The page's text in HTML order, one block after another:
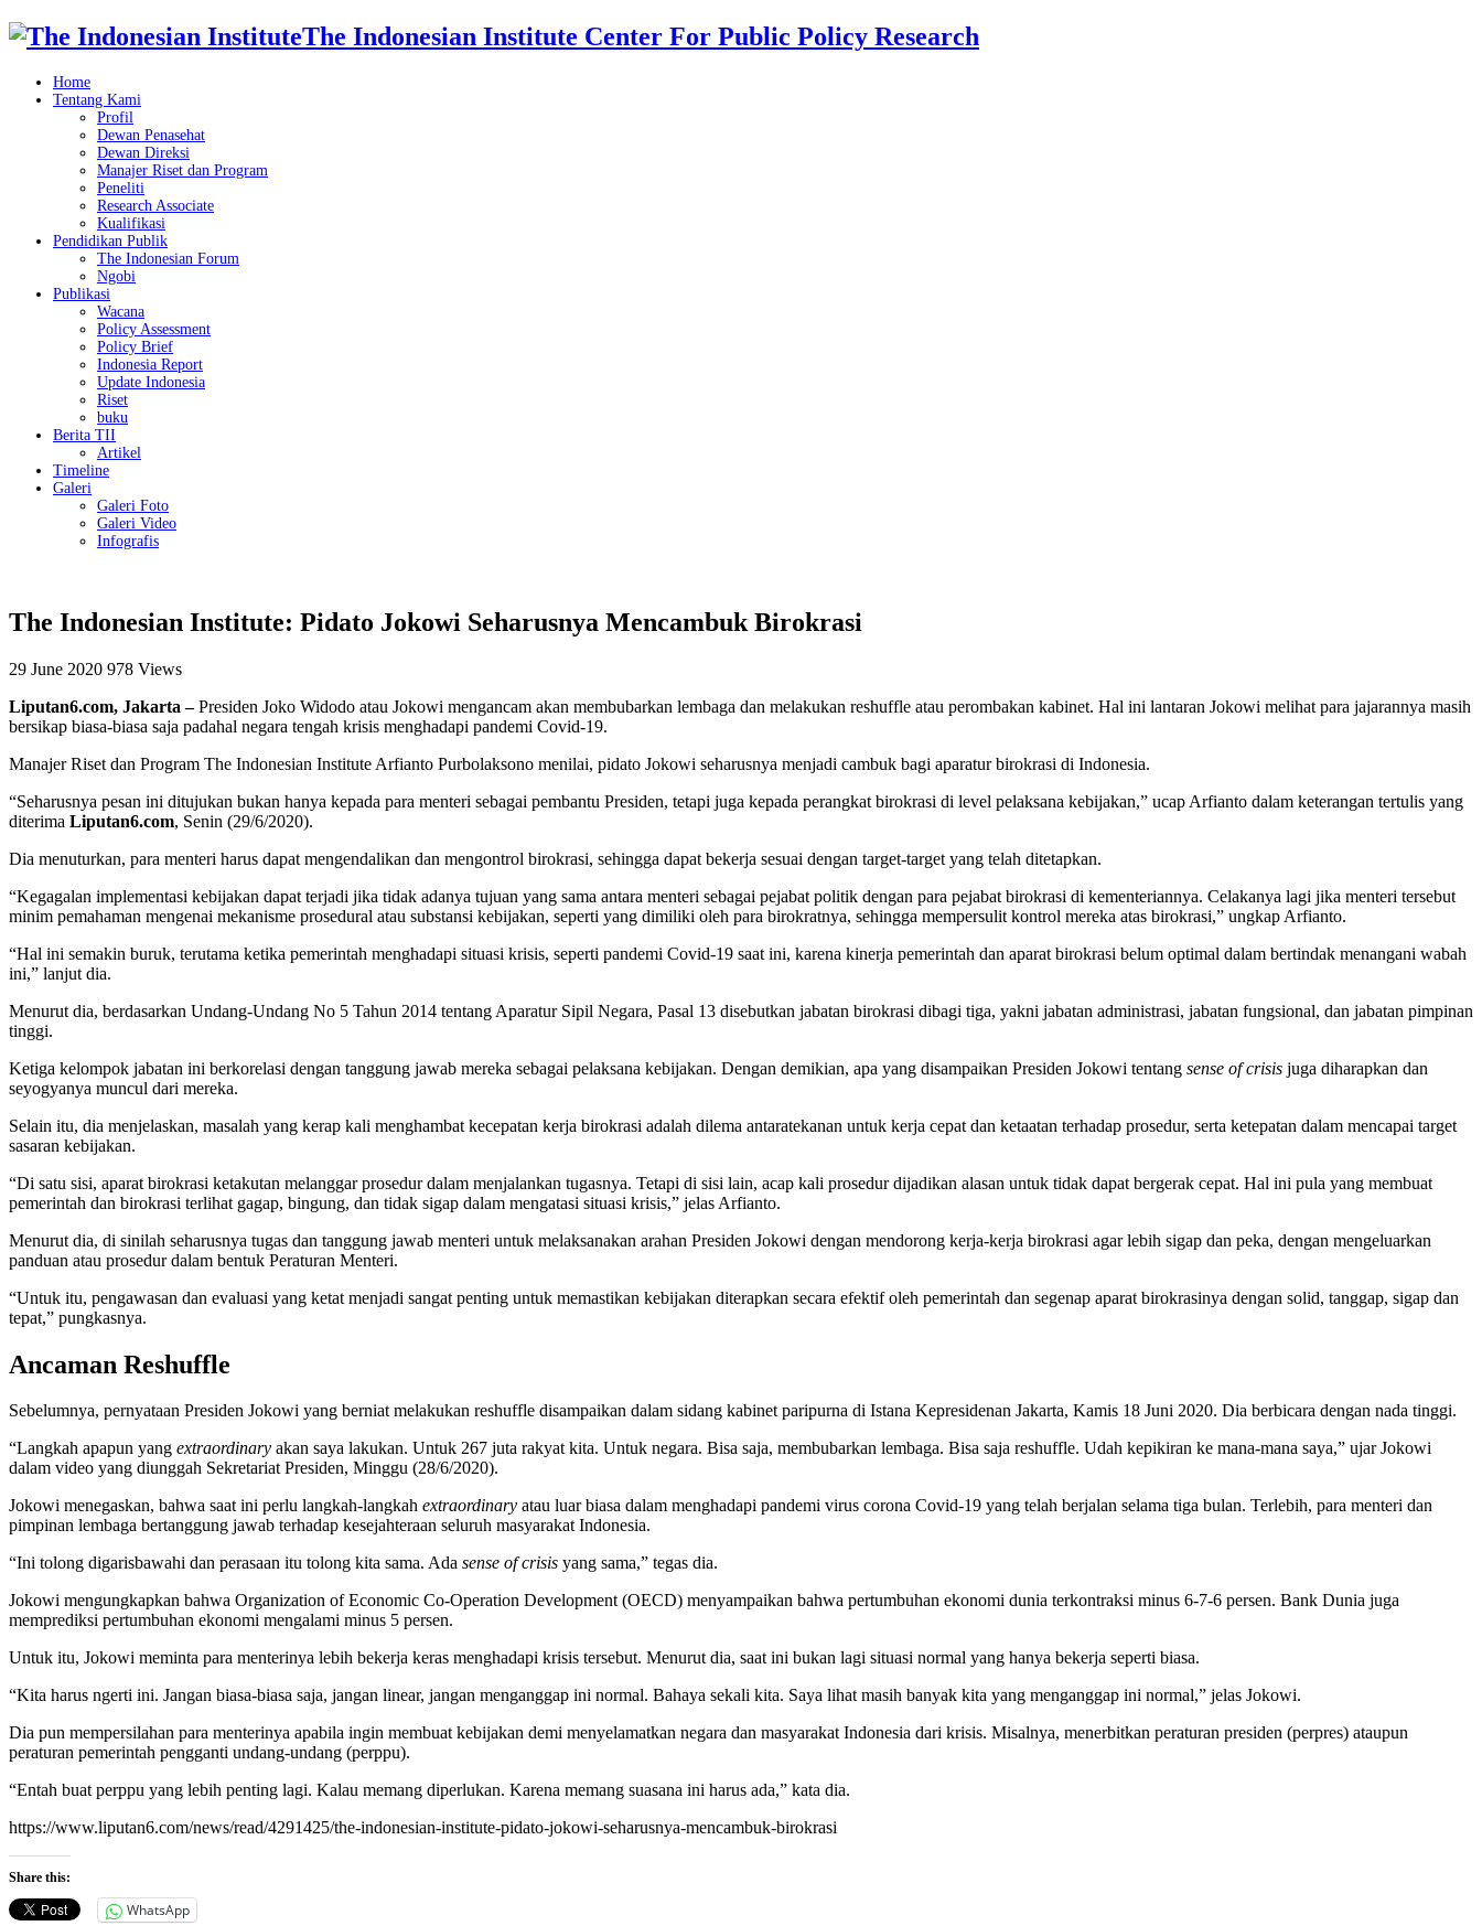
The Indonesian Institute Center For Public Policy Research
Home
Tentang Kami
Profil
Dewan Penasehat
Dewan Direksi
Manajer Riset dan Program
Peneliti
Research Associate
Kualifikasi
Pendidikan Publik
The Indonesian Forum
Ngobi
Publikasi
Wacana
Policy Assessment
Policy Brief
Indonesia Report
Update Indonesia
Riset
buku
Berita TII
Artikel
Timeline
Galeri
Galeri Foto
Galeri Video
Infografis
The Indonesian Institute: Pidato Jokowi Seharusnya Mencambuk Birokrasi
29 June 2020 978 Views
Liputan6.com, Jakarta –Presiden Joko Widodo atau Jokowi mengancam akan membubarkan lembaga dan melakukan reshuffle atau perombakan kabinet. Hal ini lantaran Jokowi melihat para jajarannya masih
bersikap biasa-biasa saja padahal negara tengah krisis menghadapi pandemi Covid-19.
Manajer Riset dan Program The Indonesian Institute Arfianto Purbolaksono menilai, pidato Jokowi seharusnya menjadi cambuk bagi aparatur birokrasi di Indonesia.
“Seharusnya pesan ini ditujukan bukan hanya kepada para menteri sebagai pembantu Presiden, tetapi juga kepada perangkat birokrasi di level pelaksana kebijakan,” ucap Arfianto dalam keterangan tertulis yang
diterima Liputan6.com, Senin (29/6/2020).
Dia menuturkan, para menteri harus dapat mengendalikan dan mengontrol birokrasi, sehingga dapat bekerja sesuai dengan target-target yang telah ditetapkan.
“Kegagalan implementasi kebijakan dapat terjadi jika tidak adanya tujuan yang sama antara menteri sebagai pejabat politik dengan para pejabat birokrasi di kementeriannya. Celakanya lagi jika menteri tersebut
minim pemahaman mengenai mekanisme prosedural atau substansi kebijakan, seperti yang dimiliki oleh para birokratnya, sehingga mempersulit kontrol mereka atas birokrasi,” ungkap Arfianto.
“Hal ini semakin buruk, terutama ketika pemerintah menghadapi situasi krisis, seperti pandemi Covid-19 saat ini, karena kinerja pemerintah dan aparat birokrasi belum optimal dalam bertindak menangani wabah
ini,” lanjut dia.
Menurut dia, berdasarkan Undang-Undang No 5 Tahun 2014 tentang Aparatur Sipil Negara, Pasal 13 disebutkan jabatan birokrasi dibagi tiga, yakni jabatan administrasi, jabatan fungsional, dan jabatan pimpinan
tinggi.
Ketiga kelompok jabatan ini berkorelasi dengan tanggung jawab mereka sebagai pelaksana kebijakan. Dengan demikian, apa yang disampaikan Presiden Jokowi tentang sense of crisis juga diharapkan dan
seyogyanya muncul dari mereka.
Selain itu, dia menjelaskan, masalah yang kerap kali menghambat kecepatan kerja birokrasi adalah dilema antaratekanan untuk kerja cepat dan ketaatan terhadap prosedur, serta ketepatan dalam mencapai target
sasaran kebijakan.
“Di satu sisi, aparat birokrasi ketakutan melanggar prosedur dalam menjalankan tugasnya. Tetapi di sisi lain, acap kali prosedur dijadikan alasan untuk tidak dapat bergerak cepat. Hal ini pula yang membuat
pemerintah dan birokrasi terlihat gagap, bingung, dan tidak sigap dalam mengatasi situasi krisis,” jelas Arfianto.
Menurut dia, di sinilah seharusnya tugas dan tanggung jawab menteri untuk melaksanakan arahan Presiden Jokowi dengan mendorong kerja-kerja birokrasi agar lebih sigap dan peka, dengan mengeluarkan
panduan atau prosedur dalam bentuk Peraturan Menteri.
“Untuk itu, pengawasan dan evaluasi yang ketat menjadi sangat penting untuk memastikan kebijakan diterapkan secara efektif oleh pemerintah dan segenap aparat birokrasinya dengan solid, tanggap, sigap dan
tepat,” pungkasnya.
Ancaman Reshuffle
Sebelumnya, pernyataan Presiden Jokowi yang berniat melakukan reshuffle disampaikan dalam sidang kabinet paripurna di Istana Kepresidenan Jakarta, Kamis 18 Juni 2020. Dia berbicara dengan nada tinggi.
“Langkah apapun yang extraordinary akan saya lakukan. Untuk 267 juta rakyat kita. Untuk negara. Bisa saja, membubarkan lembaga. Bisa saja reshuffle. Udah kepikiran ke mana-mana saya,” ujar Jokowi
dalam video yang diunggah Sekretariat Presiden, Minggu (28/6/2020).
Jokowi menegaskan, bahwa saat ini perlu langkah-langkah extraordinary atau luar biasa dalam menghadapi pandemi virus corona Covid-19 yang telah berjalan selama tiga bulan. Terlebih, para menteri dan
pimpinan lembaga bertanggung jawab terhadap kesejahteraan seluruh masyarakat Indonesia.
“Ini tolong digarisbawahi dan perasaan itu tolong kita sama. Ada sense of crisis yang sama,” tegas dia.
Jokowi mengungkapkan bahwa Organization of Economic Co-Operation Development (OECD) menyampaikan bahwa pertumbuhan ekonomi dunia terkontraksi minus 6-7-6 persen. Bank Dunia juga
memprediksi pertumbuhan ekonomi mengalami minus 5 persen.
Untuk itu, Jokowi meminta para menterinya lebih bekerja keras menghadapi krisis tersebut. Menurut dia, saat ini bukan lagi situasi normal yang hanya bekerja seperti biasa.
“Kita harus ngerti ini. Jangan biasa-biasa saja, jangan linear, jangan menganggap ini normal. Bahaya sekali kita. Saya lihat masih banyak kita yang menganggap ini normal,” jelas Jokowi.
Dia pun mempersilahan para menterinya apabila ingin membuat kebijakan demi menyelamatkan negara dan masyarakat Indonesia dari krisis. Misalnya, menerbitkan peraturan presiden (perpres) ataupun
peraturan pemerintah pengganti undang-undang (perppu).
“Entah buat perppu yang lebih penting lagi. Kalau memang diperlukan. Karena memang suasana ini harus ada,” kata dia.
https://www.liputan6.com/news/read/4291425/the-indonesian-institute-pidato-jokowi-seharusnya-mencambuk-birokrasi
Share this:
WhatsApp